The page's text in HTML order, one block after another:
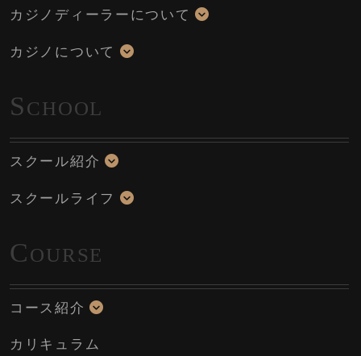
カジノディーラーについて
カジノについて
SCHOOL
スクール紹介
スクールライフ
COURSE
コース紹介
カリキュラム